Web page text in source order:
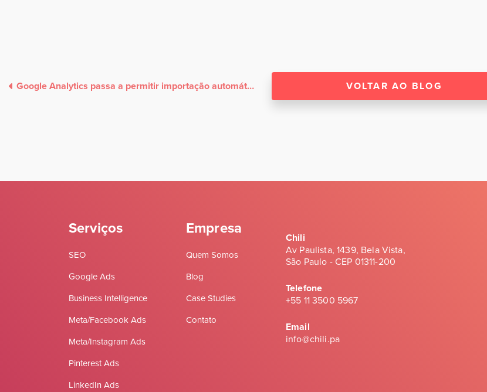
Google Analytics passa a permitir importação automática de custos de anúncios do Meta e TikTok VOLTAR AO BLOG
Serviços
SEO
Google Ads
Business Intelligence
Meta/Facebook Ads
Meta/Instagram Ads
Pinterest Ads
LinkedIn Ads
Empresa
Quem Somos
Blog
Case Studies
Contato
Chili
Av Paulista, 1439, Bela Vista,
São Paulo - CEP 01311-200
Telefone
+55 11 3500 5967
Email
info@chili.pa